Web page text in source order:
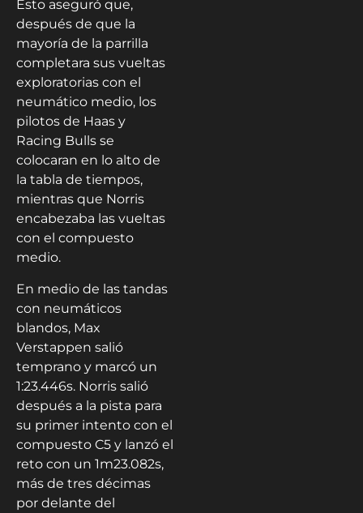
Esto aseguró que,
después de que la
mayoría de la parrilla
completara sus vueltas
exploratorias con el
neumático medio, los
pilotos de Haas y
Racing Bulls se
colocaran en lo alto de
la tabla de tiempos,
mientras que Norris
encabezaba las vueltas
con el compuesto
medio.
En medio de las tandas
con neumáticos
blandos, Max
Verstappen salió
temprano y marcó un
1:23.446s. Norris salió
después a la pista para
su primer intento con el
compuesto C5 y lanzó el
reto con un 1m23.082s,
más de tres décimas
por delante del